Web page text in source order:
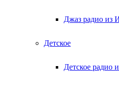
Джаз радио из
Детское
Детское радио